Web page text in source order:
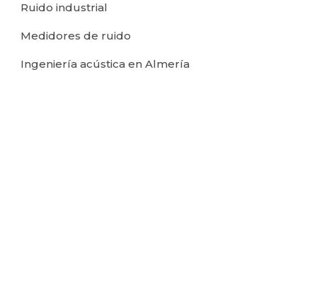
Ruido industrial
Medidores de ruido
Ingeniería acústica en Almería